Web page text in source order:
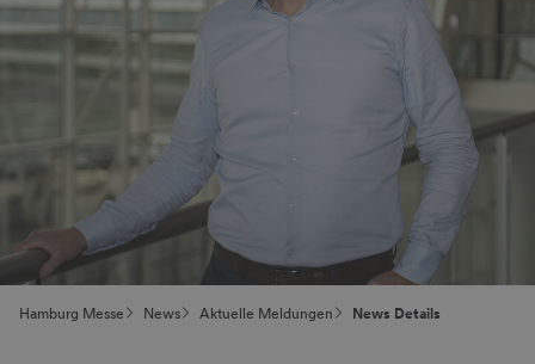
Hamburg Messe News Aktuelle Meldungen News Details